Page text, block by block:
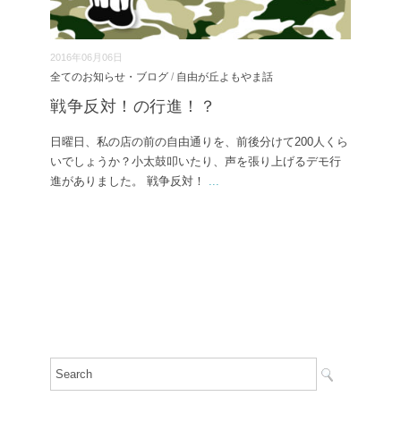
2016年06月06日
全てのお知らせ・ブログ / 自由が丘よもやま話
戦争反対！の行進！？
日曜日、私の店の前の自由通りを、前後分けて200人くら
いでしょうか？小太鼓叩いたり、声を張り上げるデモ行
進がありました。 戦争反対！ ...